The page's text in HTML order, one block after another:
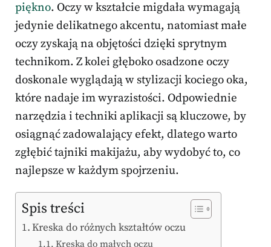
piękno. Oczy w kształcie migdała wymagają
jedynie delikatnego akcentu, natomiast małe
oczy zyskają na objętości dzięki sprytnym
technikom. Z kolei głęboko osadzone oczy
doskonale wyglądają w stylizacji kociego oka,
które nadaje im wyrazistości. Odpowiednie
narzędzia i techniki aplikacji są kluczowe, by
osiągnąć zadowalający efekt, dlatego warto
zgłębić tajniki makijażu, aby wydobyć to, co
najlepsze w każdym spojrzeniu.
Spis treści
Kreska do różnych kształtów oczu
Kreska do małych oczu